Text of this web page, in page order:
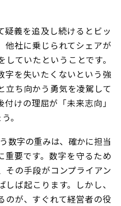
疑義を追及し続けるとビッ
他社に乗じられてシェアが
ていたということです。
字を失いたくないという強
立ち向かう勇気を凌駕して
けの理屈が「未来志向」
。
数字の重みは、確かに担当
重要です。数字を守るため
その手段がコンプライアン
ば起こります。しかし、
のが、すぐれて経営者の役